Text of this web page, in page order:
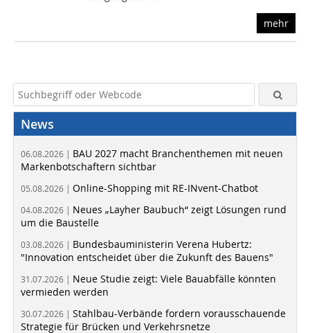
mehr
News
06.08.2026 | BAU 2027 macht Branchenthemen mit neuen
Markenbotschaftern sichtbar
05.08.2026 | Online-Shopping mit RE-INvent-Chatbot
04.08.2026 | Neues „Layher Baubuch“ zeigt Lösungen rund
um die Baustelle
03.08.2026 | Bundesbauministerin Verena Hubertz:
"Innovation entscheidet über die Zukunft des Bauens"
31.07.2026 | Neue Studie zeigt: Viele Bauabfälle könnten
vermieden werden
30.07.2026 | Stahlbau-Verbände fordern vorausschauende
Strategie für Brücken und Verkehrsnetze